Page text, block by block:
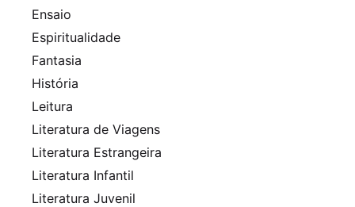
Ensaio
Espiritualidade
Fantasia
História
Leitura
Literatura de Viagens
Literatura Estrangeira
Literatura Infantil
Literatura Juvenil